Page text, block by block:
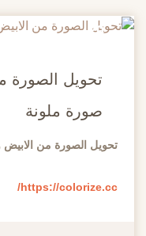
20
تحويل الصورة
صورة ملونة
تحويل الصورة من الابيض
https://colorize.cc/